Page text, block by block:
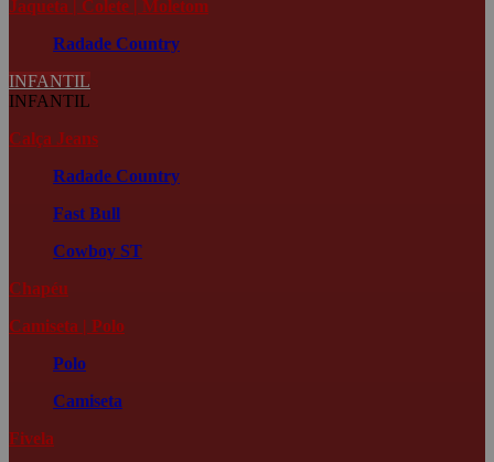
Jaqueta | Colete | Moletom
Radade Country
INFANTIL
INFANTIL
Calça Jeans
Radade Country
Fast Bull
Cowboy ST
Chapéu
Camiseta | Polo
Polo
Camiseta
Fivela